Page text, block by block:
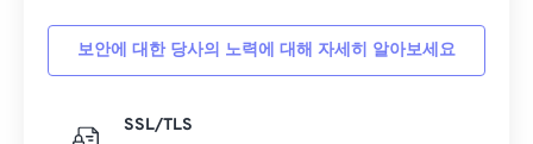
보안에 대한 당사의 노력에 대해 자세히 알아보세요
SSL/TLS